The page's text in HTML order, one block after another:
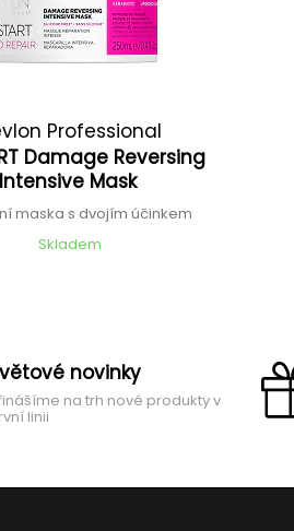
Professional
Damage Reversing
Intensive Mask
maska s dvojím účinkem
Skladem
novinky
na trh nové produkty v
linii